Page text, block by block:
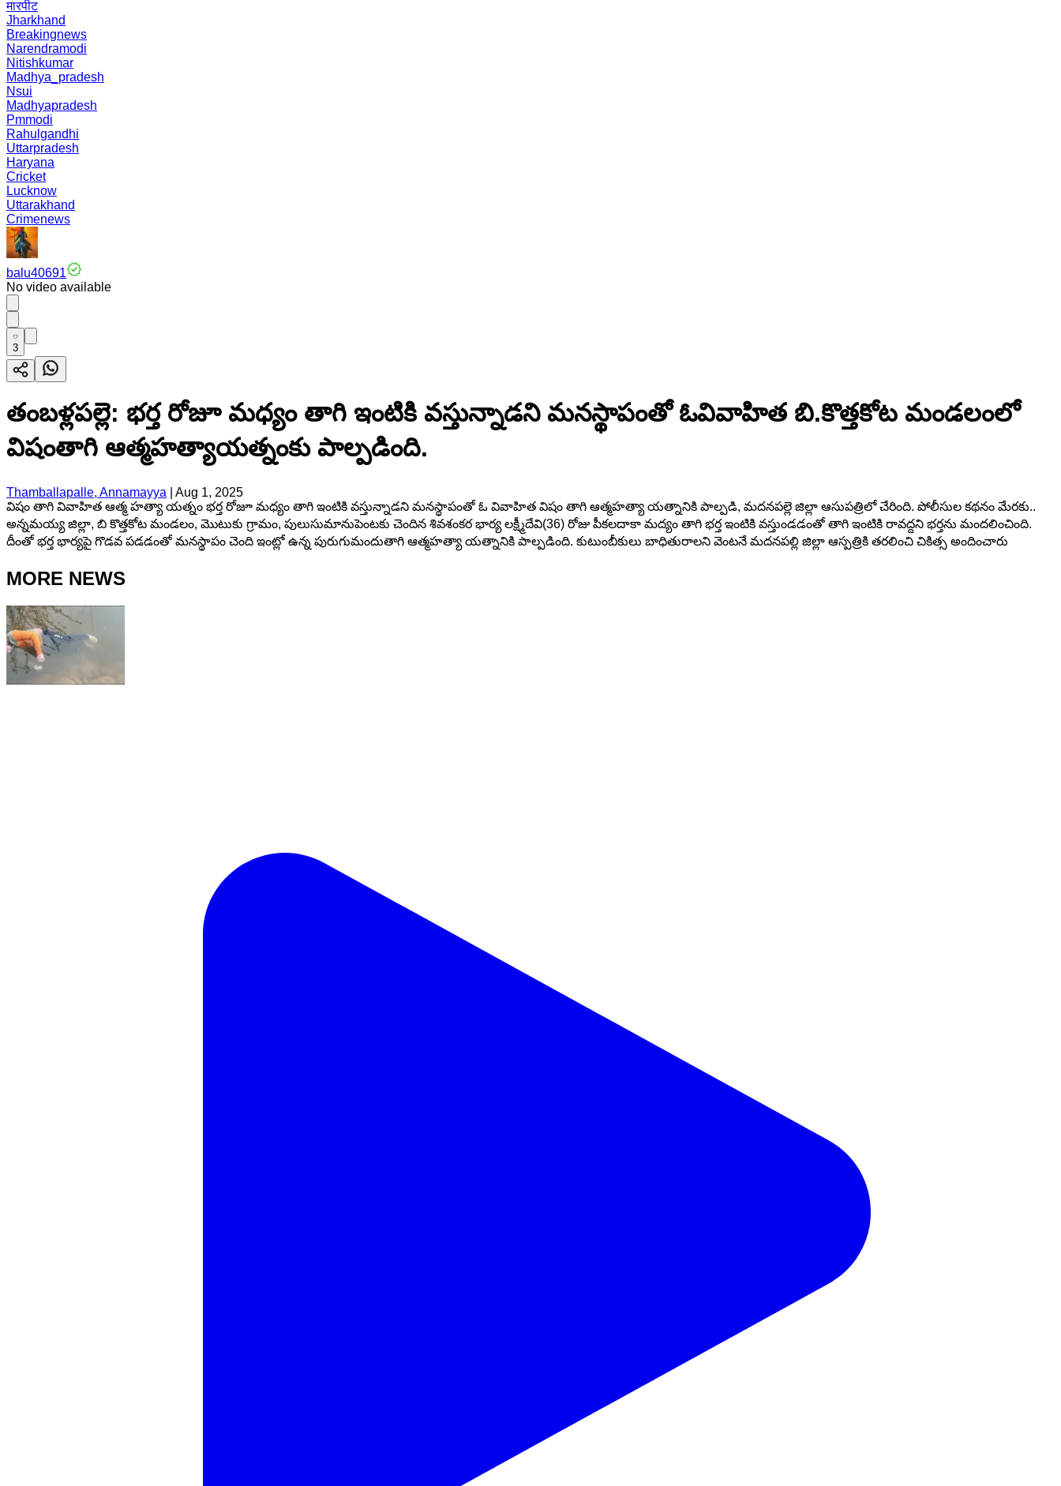
मारपीट
Jharkhand
Breakingnews
Narendramodi
Nitishkumar
Madhya_pradesh
Nsui
Madhyapradesh
Pmmodi
Rahulgandhi
Uttarpradesh
Haryana
Cricket
Lucknow
Uttarakhand
Crimenews
balu40691
No video available
3
తంబళ్లపల్లె: భర్త రోజూ మధ్యం తాగి ఇంటికి వస్తున్నాడని మనస్థాపంతో ఓవివాహిత బి.కొత్తకోట మండలంలో
విషంతాగి ఆత్మహత్యాయత్నంకు పాల్పడింది.
Thamballapalle, Annamayya
Aug 1, 2025
విషం తాగి వివాహిత ఆత్మ హత్యా యత్నం భర్త రోజూ మధ్యం తాగి ఇంటికి వస్తున్నాడని మనస్థాపంతో ఓ వివాహిత విషం తాగి ఆత్మహత్యా యత్నానికి పాల్పడి, మదనపల్లె జిల్లా ఆసుపత్రిలో చేరింది. పోలీసుల కథనం మేరకు..
అన్నమయ్య జిల్లా, బి కొత్తకోట మండలం, మొటుకు గ్రామం, పులుసుమానుపెంటకు చెందిన శివశంకర భార్య లక్ష్మీదేవి(36) రోజు పీకలదాకా మద్యం తాగి భర్త ఇంటికి వస్తుండడంతో తాగి ఇంటికి రావద్దని భర్తను మందలించింది.
దీంతో భర్త భార్యపై గొడవ పడడంతో మనస్థాపం చెంది ఇంట్లో ఉన్న పురుగుమందుతాగి ఆత్మహత్యా యత్నానికి పాల్పడింది. కుటుంబీకులు బాధితురాలని వెంటనే మదనపల్లి జిల్లా ఆస్పత్రికి తరలించి చికిత్స అందించారు
MORE NEWS